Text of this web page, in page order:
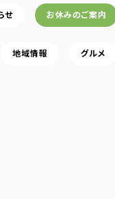
せ お休みのご案内
地域情報 グルメ